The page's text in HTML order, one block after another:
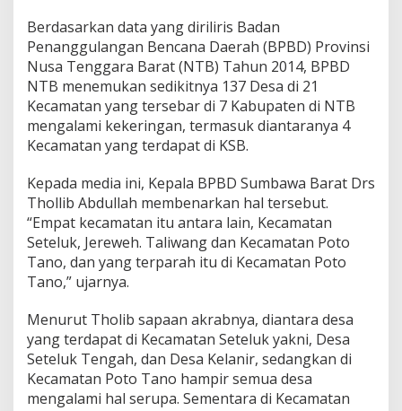
4
K
e
c
m
a
t
n
i
K
S
B
Berdasarkan data yang diriliris Badan
Penanggulangan Bencana Daerah (BPBD) Provinsi
Nusa Tenggara Barat (NTB) Tahun 2014, BPBD
NTB menemukan sedikitnya 137 Desa di 21
Kecamatan yang tersebar di 7 Kabupaten di NTB
mengalami kekeringan, termasuk diantaranya 4
Kecamatan yang terdapat di KSB.
Kepada media ini, Kepala BPBD Sumbawa Barat Drs
Thollib Abdullah membenarkan hal tersebut.
“Empat kecamatan itu antara lain, Kecamatan
Seteluk, Jereweh. Taliwang dan Kecamatan Poto
Tano, dan yang terparah itu di Kecamatan Poto
Tano,” ujarnya.
Menurut Tholib sapaan akrabnya, diantara desa
yang terdapat di Kecamatan Seteluk yakni, Desa
Seteluk Tengah, dan Desa Kelanir, sedangkan di
Kecamatan Poto Tano hampir semua desa
mengalami hal serupa. Sementara di Kecamatan